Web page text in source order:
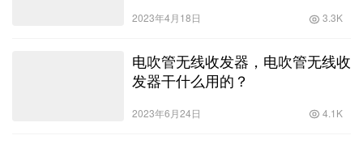
2023年4月18日 3.3K
电吹管无线收发器，电吹管无线收
发器干什么用的？
2023年6月24日 4.1K